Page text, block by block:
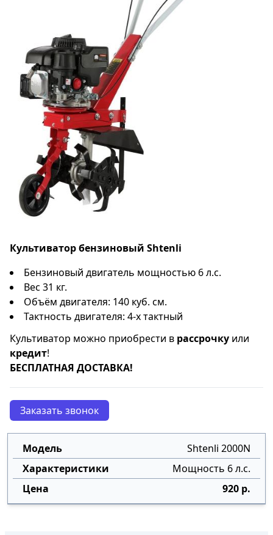
Культиватор бензиновый Shtenli
Бензиновый двигатель мощностью 6 л.с.
Вес 31 кг.
Объём двигателя: 140 куб. см.
Тактность двигателя: 4-х тактный
Культиватор можно приобрести в рассрочку или
кредит!
БЕСПЛАТНАЯ ДОСТАВКА!
Заказать звонок
Shtenli 2000N
Мощность 6 л.с.
920 р.